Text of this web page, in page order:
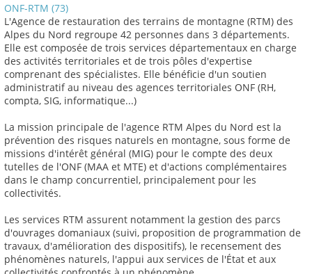
ONF-RTM (73)
L'Agence de restauration des terrains de montagne (RTM) des
Alpes du Nord regroupe 42 personnes dans 3 départements.
Elle est composée de trois services départementaux en charge
des activités territoriales et de trois pôles d'expertise
comprenant des spécialistes. Elle bénéficie d'un soutien
administratif au niveau des agences territoriales ONF (RH,
compta, SIG, informatique...)
La mission principale de l'agence RTM Alpes du Nord est la
prévention des risques naturels en montagne, sous forme de
missions d'intérêt général (MIG) pour le compte des deux
tutelles de l'ONF (MAA et MTE) et d'actions complémentaires
dans le champ concurrentiel, principalement pour les
collectivités.
Les services RTM assurent notamment la gestion des parcs
d'ouvrages domaniaux (suivi, proposition de programmation de
travaux, d'amélioration des dispositifs), le recensement des
phénomènes naturels, l'appui aux services de l'État et aux